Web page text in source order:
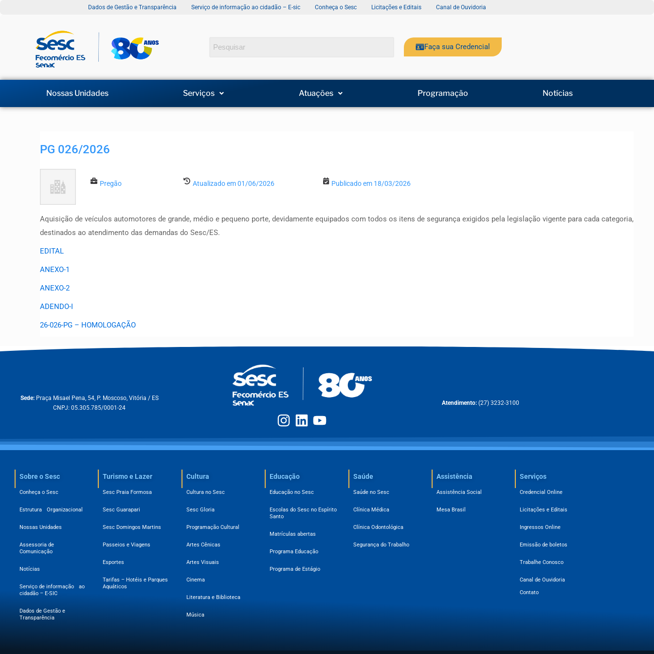
Dados de Gestão e Transparência Serviço de informação ao cidadão – E-sic Conheça o Sesc Licitações e Editais Canal de Ouvidoria
Faça sua Credencial
Nossas Unidades Serviços Atuações Programação Notícias
PG 026/2026
Pregão Atualizado em 01/06/2026 Publicado em 18/03/2026
Aquisição de veículos automotores de grande, médio e pequeno porte, devidamente equipados com todos os itens de segurança exigidos pela legislação vigente para cada categoria,
destinados ao atendimento das demandas do Sesc/ES.
EDITAL
ANEXO-1
ANEXO-2
ADENDO-I
26-026-PG – HOMOLOGAÇÃO
Sede: Praça Misael Pena, 54, P. Moscoso, Vitória / ES
CNPJ: 05.305.785/0001-24
Atendimento: (27) 3232-3100
Sobre o Sesc​
Conheça o Sesc
Estrutura Organizacional
Nossas Unidades
Assessoria de
Comunicação
Notícias
Serviço de informação ao
cidadão – E-SIC
Dados de Gestão e
Transparência
Turismo e Lazer
Sesc Praia Formosa
Sesc Guarapari
Sesc Domingos Martins
Passeios e Viagens
Esportes
Tarifas – Hotéis e Parques
Aquáticos
Cultura
Cultura no Sesc
Sesc Gloria
Programação Cultural
Artes Cênicas
Artes Visuais
Cinema
Literatura e Biblioteca
Música
Educação
Educação no Sesc
Escolas do Sesc no Espírito
Santo
Matrículas abertas
Programa Educação
Programa de Estágio
Saúde
Saúde no Sesc
Clínica Médica
Clínica Odontológica
Segurança do Trabalho
Assistência
Assistência Social
Mesa Brasil
Serviços
Credencial Online
Licitações e Editais
Ingressos Online
Emissão de boletos
Trabalhe Conosco
Canal de Ouvidoria
Contato